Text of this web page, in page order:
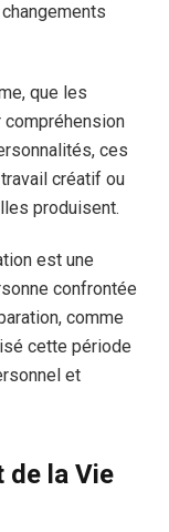
que les
ces
créatif ou
produisent.
est une
confrontée
comme
cette période
et
de la Vie